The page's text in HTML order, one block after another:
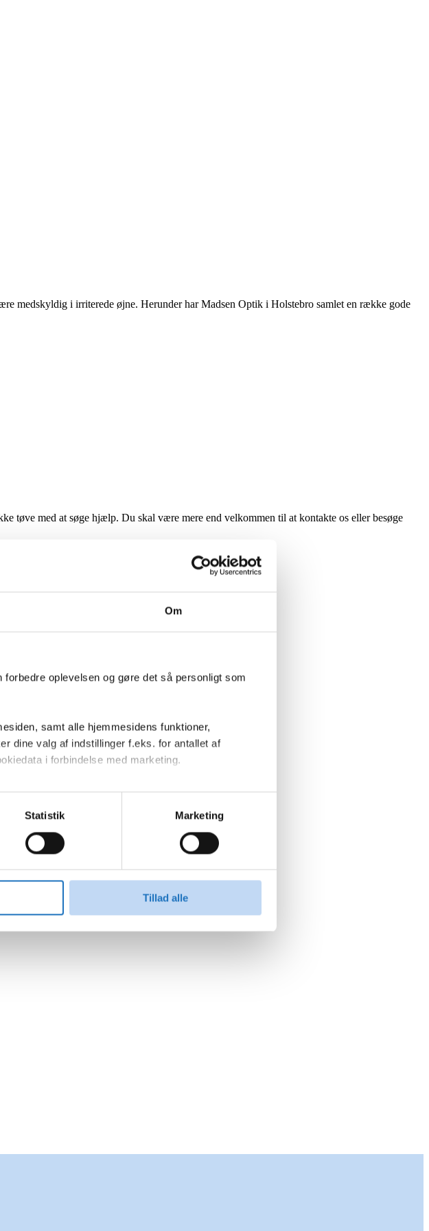
Om
oplevelsen og gøre det så personligt som
samt alle hjemmesidens funktioner,
dine valg af indstillinger f.eks. for antallet af
i forbindelse med marketing.
kan også vælge at tilkendegive, hvilke formål du vil
trykke på 'Gem indstillinger'.
om vores indsamling og behandling af
Statistik Marketing
Tillad alle
medskyldig i irriterede øjne. Herunder har Madsen Optik i Holstebro samlet en række gode
tøve med at søge hjælp. Du skal være mere end velkommen til at kontakte os eller besøge